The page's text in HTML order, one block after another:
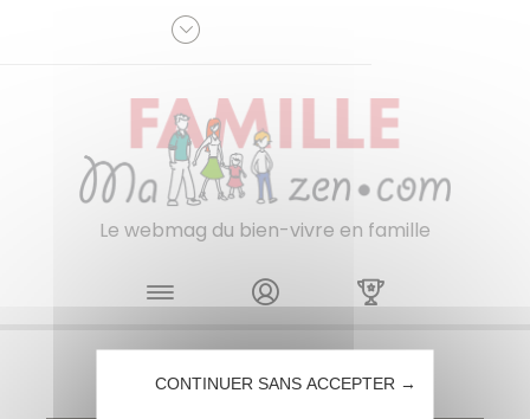
Je m'inscris à la newsletter
Le webmag du bien-vivre en famille
Skip to content
Panneau de gestion des cookies
CONTINUER SANS ACCEPTER →